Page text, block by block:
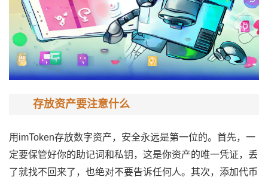
存放资产要注意什么
用imToken存放数字资产，安全永远是第一位的。首先，一
定要保管好你的助记词和私钥，这是你资产的唯一凭证，丢
了就找不回来了，也绝对不要告诉任何人。其次，添加代币